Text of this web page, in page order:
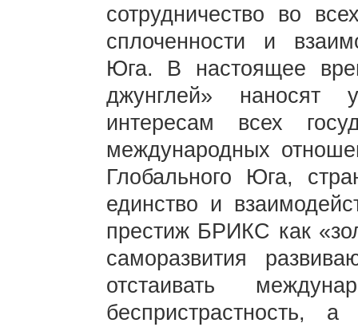
сотрудничество во
сплоченности и
Юга. В настоящее
джунглей»
интересам всех
международных
Глобального Юга,
единство и
престиж БРИКС как
саморазвития
отстаивать
беспристрастность,